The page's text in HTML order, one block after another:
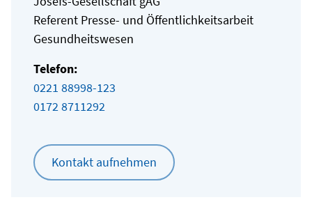
Referent Presse- und Öffentlichkeitsarbeit
Gesundheitswesen
Telefon:
0221 88998-123
0172 8711292
Kontakt aufnehmen